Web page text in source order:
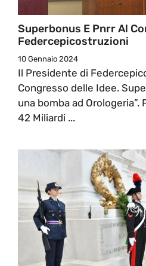
Superbonus E Pnrr Al
Federcepicostruzioni
10 Gennaio 2024
Il Presidente di
Congresso delle Idee.
una bomba ad Orologeria”.
42 Miliardi ...